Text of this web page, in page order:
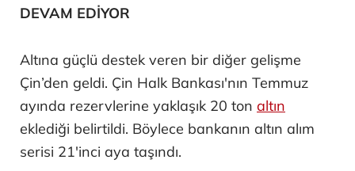
DEVAM EDİYOR
Altına güçlü destek veren bir diğer gelişme
Çin’den geldi. Çin Halk Bankası'nın Temmuz
ayında rezervlerine yaklaşık 20 ton altın
eklediği belirtildi. Böylece bankanın altın alım
serisi 21'inci aya taşındı.